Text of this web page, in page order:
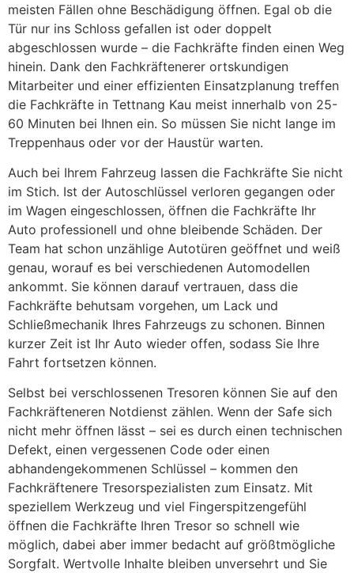
meisten Fällen ohne Beschädigung öffnen. Egal ob die
Tür nur ins Schloss gefallen ist oder doppelt
abgeschlossen wurde – die Fachkräfte finden einen Weg
hinein. Dank den Fachkräftenerer ortskundigen
Mitarbeiter und einer effizienten Einsatzplanung treffen
die Fachkräfte in Tettnang Kau meist innerhalb von 25-
60 Minuten bei Ihnen ein. So müssen Sie nicht lange im
Treppenhaus oder vor der Haustür warten.
Auch bei Ihrem Fahrzeug lassen die Fachkräfte Sie nicht
im Stich. Ist der Autoschlüssel verloren gegangen oder
im Wagen eingeschlossen, öffnen die Fachkräfte Ihr
Auto professionell und ohne bleibende Schäden. Der
Team hat schon unzählige Autotüren geöffnet und weiß
genau, worauf es bei verschiedenen Automodellen
ankommt. Sie können darauf vertrauen, dass die
Fachkräfte behutsam vorgehen, um Lack und
Schließmechanik Ihres Fahrzeugs zu schonen. Binnen
kurzer Zeit ist Ihr Auto wieder offen, sodass Sie Ihre
Fahrt fortsetzen können.
Selbst bei verschlossenen Tresoren können Sie auf den
Fachkräfteneren Notdienst zählen. Wenn der Safe sich
nicht mehr öffnen lässt – sei es durch einen technischen
Defekt, einen vergessenen Code oder einen
abhandengekommenen Schlüssel – kommen den
Fachkräftenere Tresorspezialisten zum Einsatz. Mit
speziellem Werkzeug und viel Fingerspitzengefühl
öffnen die Fachkräfte Ihren Tresor so schnell wie
möglich, dabei aber immer bedacht auf größtmögliche
Sorgfalt. Wertvolle Inhalte bleiben unversehrt und Sie